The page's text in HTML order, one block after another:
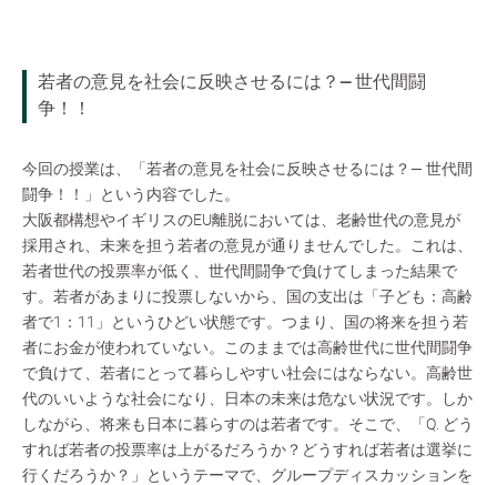
若者の意見を社会に反映させるには？— 世代間闘
争！！
今回の授業は、「若者の意見を社会に反映させるには？— 世代間
闘争！！」という内容でした。
大阪都構想やイギリスのEU離脱においては、老齢世代の意見が
採用され、未来を担う若者の意見が通りませんでした。これは、
若者世代の投票率が低く、世代間闘争で負けてしまった結果で
す。若者があまりに投票しないから、国の支出は「子ども：高齢
者で1：11」というひどい状態です。つまり、国の将来を担う若
者にお金が使われていない。このままでは高齢世代に世代間闘争
で負けて、若者にとって暮らしやすい社会にはならない。高齢世
代のいいような社会になり、日本の未来は危ない状況です。しか
しながら、将来も日本に暮らすのは若者です。そこで、「Q. どう
すれば若者の投票率は上がるだろうか？どうすれば若者は選挙に
行くだろうか？」というテーマで、グループディスカッションを